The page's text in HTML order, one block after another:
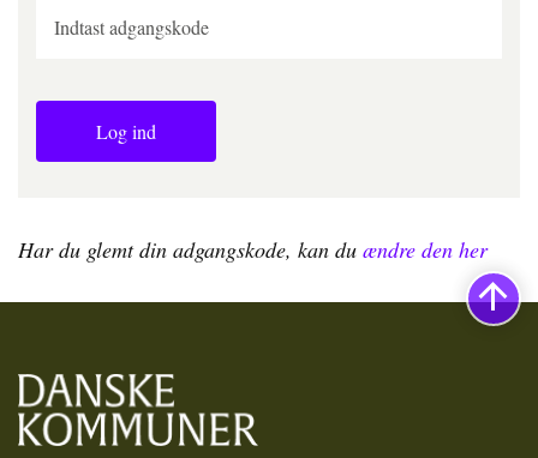
Log ind
Har du glemt din adgangskode, kan du ændre den her